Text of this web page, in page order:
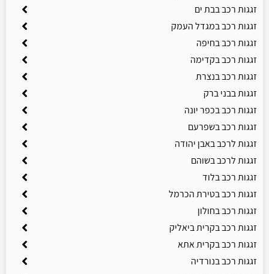
זגגות רכב בבת ים
זגגות רכב במגדל העמק
זגגות רכב בחיפה
זגגות רכב בקדימה
זגגות רכב בנצרת
זגגות בבני ברק
זגגות רכב בכפר יונה
זגגות רכב בשפרעם
זגגות לרכב באבן יהודה
זגגות לרכב בשוהם
זגגות רכב בלוד
זגגות רכב בטירת הכרמל
זגגות רכב בחולון
זגגות רכב בקרית ביאליק
זגגות רכב בקרית אתא
זגגות רכב בנורדיה